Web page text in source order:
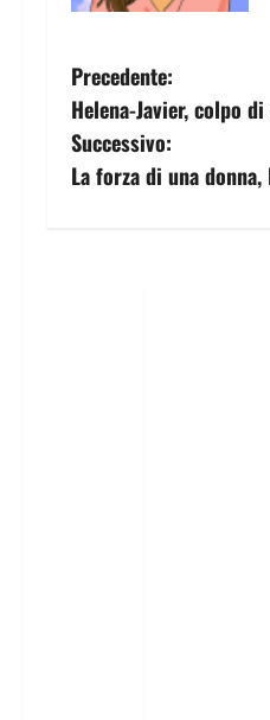
Precedente:
Helena-Javier, colpo
Successivo:
La forza di una